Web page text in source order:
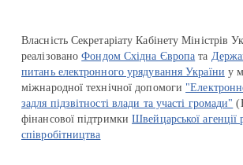
Власність Секретаріату Кабінету Міністрів
реалізованоФондом Східна Європа та
питань електронного урядування України у
міжнародної технічної допомоги
задля підзвітності влади та участі громади"
фінансової підтримкиШвейцарської агенції
співробітництва